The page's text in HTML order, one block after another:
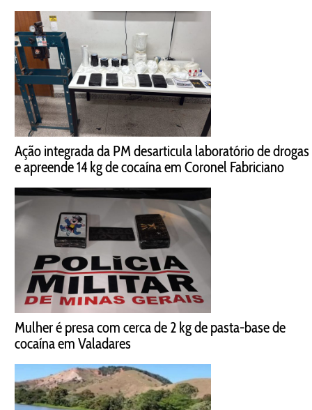
Ação integrada da PM desarticula laboratório de drogas
e apreende 14 kg de cocaína em Coronel Fabriciano
Mulher é presa com cerca de 2 kg de pasta-base de
cocaína em Valadares